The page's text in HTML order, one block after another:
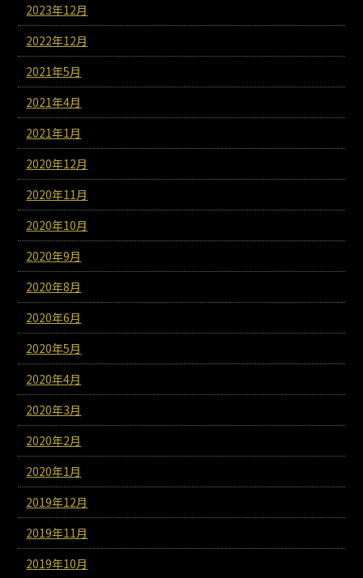
2023年12月
2022年12月
2021年5月
2021年4月
2021年1月
2020年12月
2020年11月
2020年10月
2020年9月
2020年8月
2020年6月
2020年5月
2020年4月
2020年3月
2020年2月
2020年1月
2019年12月
2019年11月
2019年10月